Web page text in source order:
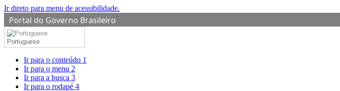
Ir direto para menu de acessibilidade.
Portal do Governo Brasileiro
Portuguese
Ir para o conteúdo 1
Ir para o menu 2
Ir para a busca 3
Ir para o rodapé 4